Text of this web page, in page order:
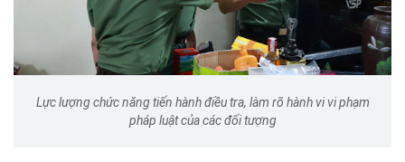
Lực lượng chức năng tiến hành điều tra, làm rõ hành vi vi phạm
pháp luật của các đối tượng